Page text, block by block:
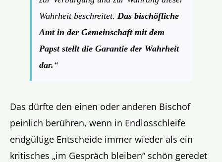
Wahrheit beschreitet. Das bischöfliche
Amt in der Gemeinschaft mit dem
Papst stellt die Garantie der Wahrheit
dar. “
Das dürfte den einen oder anderen Bischof
peinlich berühren, wenn in Endlosschleife
endgültige Entscheide immer wieder als ein
kritisches „im Gespräch bleiben“ schön geredet